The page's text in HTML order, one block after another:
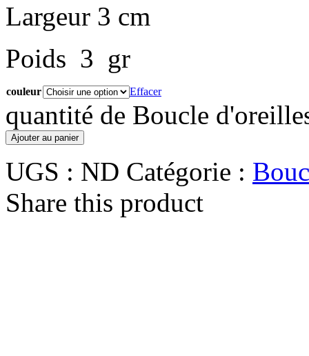
Largeur 3 cm
Poids 3 gr
couleur Effacer
quantité de Boucle
Ajouter au panier
UGS : ND Catégorie :
Share this product